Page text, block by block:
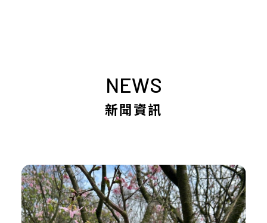
NEWS
新聞資訊